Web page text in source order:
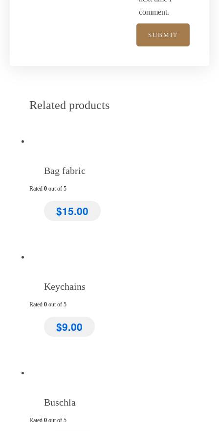
comment.
Related products
Bag fabric
Rated 0 out of 5
$15.00
Keychains
Rated 0 out of 5
$9.00
Buschla
Rated 0 out of 5